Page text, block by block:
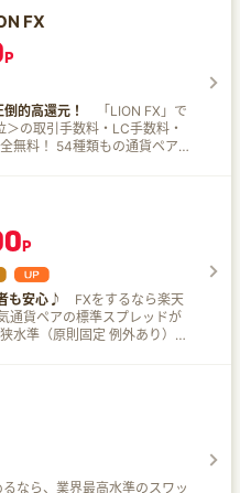
（KO） 【確実なリスク管理】
損失額が分かる スリッページ
清算時） 【高い資金効
アウト価格によっては
情報 マネックス証券 FX PLUS
さまざまな金融商品・サービ
能 取引手数料 無料 スプレッ
レッドは0.2～0.9銭（※） 資
座⇔FXPlusの資金移動がラク
価証拠金へ即座に反映 ロスカ
ルを投資スタンスに合わせて
FX
P
的高還元！
「LION FX」で
の取引手数料・LC手数料・
の通貨ペアを
まで幅広いラインナップがあ
始められると評判だ。
携帯アプリで＜いつでもどこ
き、平日24時間は電話やメー
対応しているので安心。ま
の手厚いサポート体制も心強
P
も安心♪
FXをするなら楽天
水準（原則固定 例外あり）。
FXなど取引ツール
なら、業界最高水準のスワッ